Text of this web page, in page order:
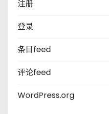
注册
登录
条目feed
评论feed
WordPress.org